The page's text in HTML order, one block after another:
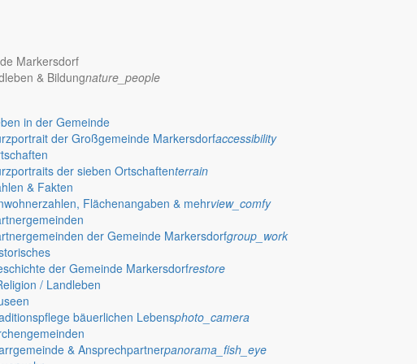
markersdorf.de
Markersdorf
& Bildungnature_people
in der Gemeinde
der Großgemeinde Markersdorfaccessibility
der sieben Ortschaftenterrain
& Fakten
Flächenangaben & mehrview_comfy
der Gemeinde Markersdorfgroup_work
der Gemeinde Markersdorfrestore
/ Landleben
bäuerlichen Lebensphoto_camera
& Ansprechpartnerpanorama_fish_eye